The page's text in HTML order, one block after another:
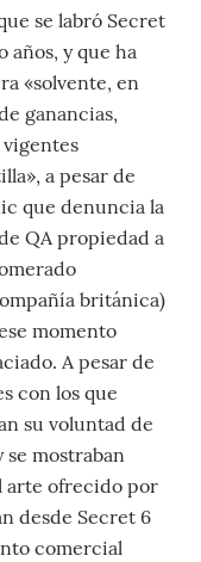
se labró Secret
años, y que ha
«solvente, en
ganancias,
a pesar de
que denuncia la
QA propiedad a
británica)
momento
A pesar de
con los que
su voluntad de
mostraban
arte ofrecido por
desde Secret 6
comercial